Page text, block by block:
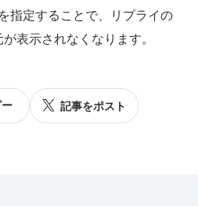
を指定することで、リプライの
表示されなくなります。
記事をポスト